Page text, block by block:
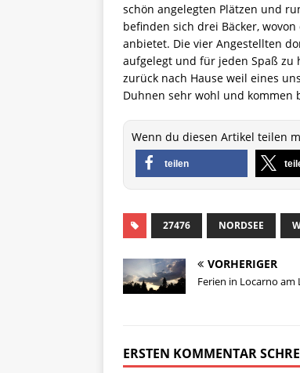
schön angelegten Plätzen und
befinden sich drei Bäcker,
anbietet. Die vier Angestellten
aufgelegt und für jeden Spaß
zurück nach Hause weil eines
Duhnen sehr wohl und kommen
Wenn du diesen Artikel teilen
teilen
27476 NORDSEE
VORHERIGER
Ferien in Locarno am
ERSTEN KOMMENTAR